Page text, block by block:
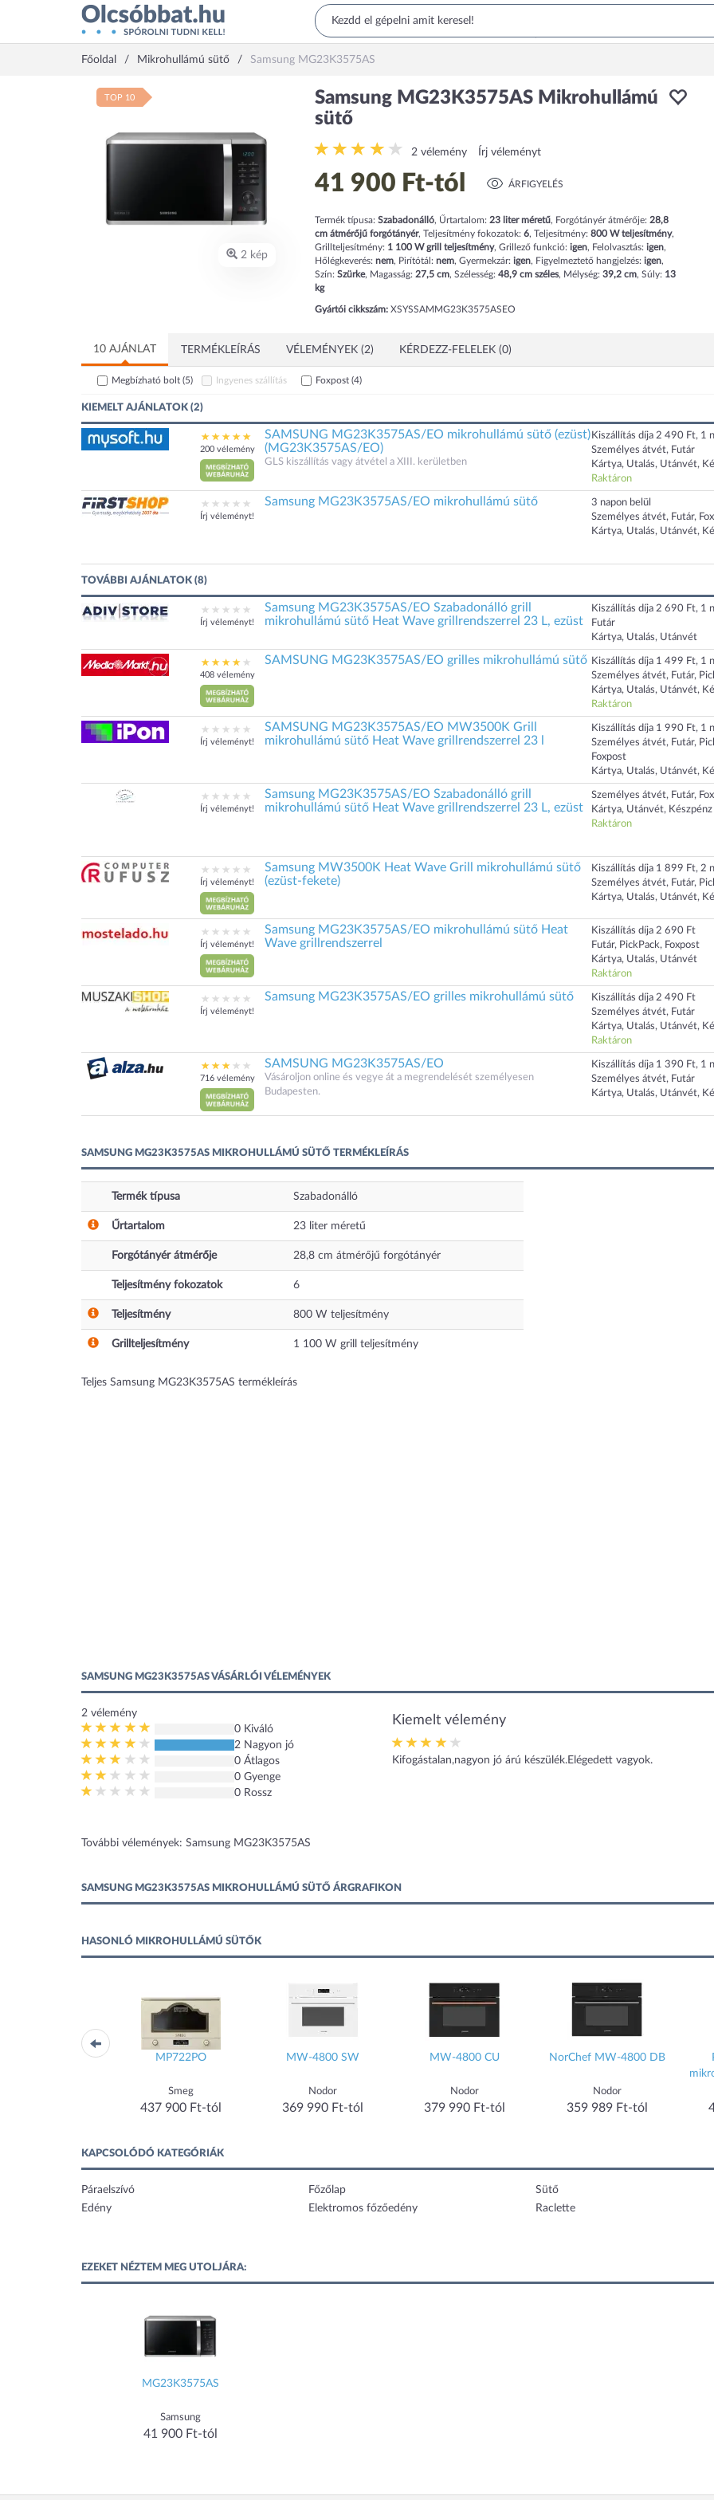
Főoldal Mikrohullámú sütő Samsung MG23K3575AS
TOP 10
2 kép
Samsung MG23K3575AS Mikrohullámú
sütő
2 vélemény Írj véleményt
41 900 Ft-tól ÁRFIGYELÉS
Termék típusa: Szabadonálló, Űrtartalom: 23 literméretű, Forgótányér átmérője: 28,8
cmátmérőjű forgótányér, Teljesítmény fokozatok: 6, Teljesítmény: 800W teljesítmény,
Grillteljesítmény: 1 100W grill teljesítmény, Grillező funkció: igen, Felolvasztás: igen,
Hőlégkeverés: nem, Pirítótál: nem, Gyermekzár: igen, Figyelmeztető hangjelzés: igen,
Szín: Szürke, Magasság: 27,5 cm, Szélesség: 48,9 cmszéles, Mélység: 39,2 cm, Súly: 13
kg
Gyártói cikkszám:XSYSSAMMG23K3575ASEO
10 AJÁNLAT TERMÉKLEÍRÁS VÉLEMÉNYEK (2) KÉRDEZZ-FELELEK (0)
Megbízható bolt (5) Ingyenes szállítás Foxpost (4)
KIEMELT AJÁNLATOK (2)
200 vélemény
SAMSUNG MG23K3575AS/EO mikrohullámú sütő (ezüst)
(MG23K3575AS/EO)
GLS kiszállítás vagy átvétel a XIII. kerületben
Kiszállítás díja 2 490 Ft, 1
Személyes átvét, Futár
Kártya, Utalás, Utánvét,
Raktáron
Írj véleményt!
Samsung MG23K3575AS/EO mikrohullámú sütő
3 napon belül
Személyes átvét, Futár,
Kártya, Utalás, Utánvét,
TOVÁBBI AJÁNLATOK (8)
Írj véleményt!
Samsung MG23K3575AS/EO Szabadonálló grill
mikrohullámú sütő Heat Wave grillrendszerrel 23 L, ezüst
Kiszállítás díja 2 690 Ft, 1
Futár
Kártya, Utalás, Utánvét
408 vélemény
SAMSUNG MG23K3575AS/EO grilles mikrohullámú sütő Kiszállítás díja 1 499 Ft, 1
Személyes átvét, Futár,
Kártya, Utalás, Utánvét,
Raktáron
Írj véleményt!
SAMSUNG MG23K3575AS/EO MW3500K Grill
mikrohullámú sütő Heat Wave grillrendszerrel 23 l
Kiszállítás díja 1 990 Ft, 1
Személyes átvét, Futár,
Foxpost
Kártya, Utalás, Utánvét,
Írj véleményt!
Samsung MG23K3575AS/EO Szabadonálló grill
mikrohullámú sütő Heat Wave grillrendszerrel 23 L, ezüst
Személyes átvét, Futár,
Kártya, Utánvét, Készpénz
Raktáron
Írj véleményt!
Samsung MW3500K Heat Wave Grill mikrohullámú sütő
(ezüst-fekete)
Kiszállítás díja 1 899 Ft, 2
Személyes átvét, Futár,
Kártya, Utalás, Utánvét,
Írj véleményt!
Samsung MG23K3575AS/EO mikrohullámú sütő Heat
Wave grillrendszerrel
Kiszállítás díja 2 690 Ft
Futár, PickPack, Foxpost
Kártya, Utalás, Utánvét
Raktáron
Írj véleményt!
Samsung MG23K3575AS/EO grilles mikrohullámú sütő
Kiszállítás díja 2 490 Ft
Személyes átvét, Futár
Kártya, Utalás, Utánvét,
Raktáron
716 vélemény
SAMSUNG MG23K3575AS/EO
Vásároljon online és vegye át a megrendelését személyesen
Budapesten.
Kiszállítás díja 1 390 Ft, 1
Személyes átvét, Futár
Kártya, Utalás, Utánvét,
SAMSUNG MG23K3575AS MIKROHULLÁMÚ SÜTŐ TERMÉKLEÍRÁS
Termék típusa Szabadonálló
Űrtartalom 23 liter méretű
Forgótányér átmérője 28,8 cm átmérőjű forgótányér
Teljesítmény fokozatok 6
Teljesítmény 800 W teljesítmény
Grillteljesítmény 1 100 W grill teljesítmény
Teljes Samsung MG23K3575AS termékleírás
SAMSUNG MG23K3575AS VÁSÁRLÓI VÉLEMÉNYEK
2 vélemény
0 Kiváló
2 Nagyon jó
0 Átlagos
0 Gyenge
0 Rossz
Kiemelt vélemény
Kifogástalan,nagyon jó árú készülék.Elégedett vagyok.
További vélemények: Samsung MG23K3575AS
SAMSUNG MG23K3575AS MIKROHULLÁMÚ SÜTŐ ÁRGRAFIKON
HASONLÓ MIKROHULLÁMÚ SÜTŐK
MP722PO
Smeg
437 900 Ft-tól
MW-4800 SW
Nodor
369 990 Ft-tól
MW-4800 CU
Nodor
379 990 Ft-tól
NorChef MW-4800 DB
Nodor
359 989 Ft-tól
KAPCSOLÓDÓ KATEGÓRIÁK
Páraelszívó Főzőlap Sütő
Edény
Elektromos főzőedény Raclette
EZEKET NÉZTEM MEG UTOLJÁRA:
MG23K3575AS
Samsung
41 900 Ft-tól